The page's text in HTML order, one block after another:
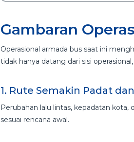
Gambaran
Operasional armada bus saat ini
tidak hanya datang dari sisi
1. Rute Semakin Padat
Perubahan lalu lintas, kepadatan
sesuai rencana awal.